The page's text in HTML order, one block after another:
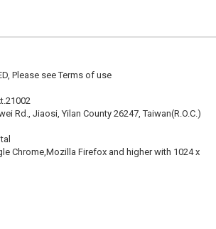
Please see Terms of use
Rd., Jiaosi, Yilan County 26247, Taiwan(R.O.C.)
Chrome,Mozilla Firefox and higher with 1024 x